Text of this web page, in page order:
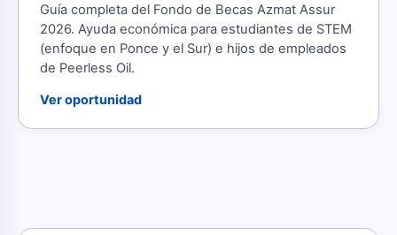
Guía completa del Fondo de Becas Azmat Assur
2026. Ayuda económica para estudiantes de STEM
(enfoque en Ponce y el Sur) e hijos de empleados
de Peerless Oil.
Ver oportunidad